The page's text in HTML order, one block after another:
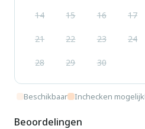
14 15 16 17
21 22 23 24
28 29 30
Beschikbaar Inchecken mogelijk
Beoordelingen